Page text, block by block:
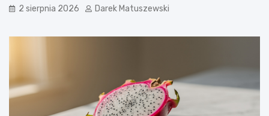
2 sierpnia 2026 Darek Matuszewski